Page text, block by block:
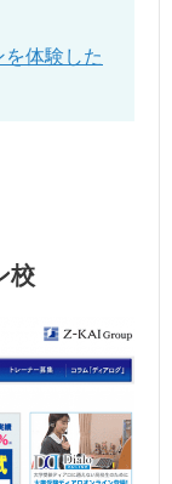
体験した
校